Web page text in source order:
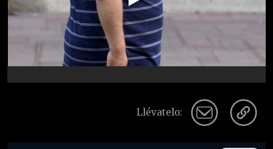
Video
Llévatelo: